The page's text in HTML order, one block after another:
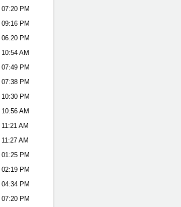
07:20 PM
09:16 PM
06:20 PM
10:54 AM
07:49 PM
07:38 PM
10:30 PM
10:56 AM
11:21 AM
11:27 AM
01:25 PM
02:19 PM
04:34 PM
07:20 PM